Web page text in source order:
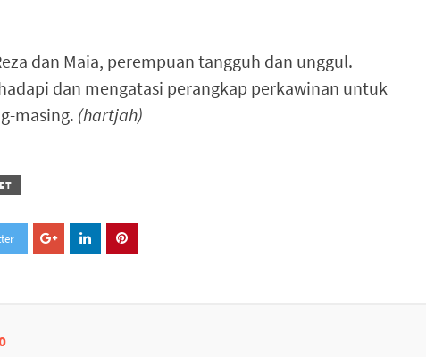
dan Maia, perempuan tangguh dan unggul.
dan mengatasi perangkap perkawinan untuk
masing. (hartjah)